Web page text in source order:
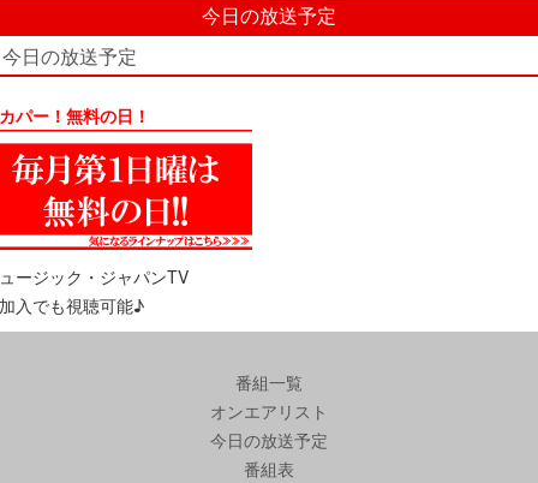
今日の放送予定
今日の放送予定
パー！無料の日！
ージック・ジャパンTV
入でも視聴可能♪
番組一覧
オンエアリスト
今日の放送予定
番組表